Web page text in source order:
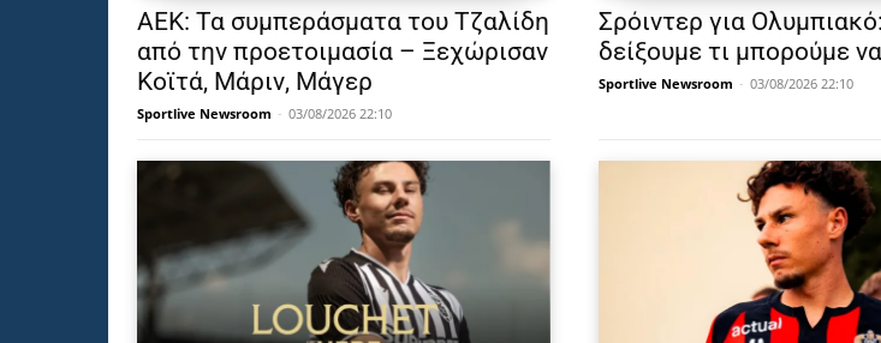
ΑΕΚ: Τα συμπεράσματα του Τζαλίδη
από την προετοιμασία – Ξεχώρισαν
Κοϊτά, Μάριν, Μάγερ
Sportlive Newsroom - 03/08/2026 22:10
Σρόιντερ για
δείξουμε τι μπορούμε
Sportlive Newsroom - 03/08/2026 22:10